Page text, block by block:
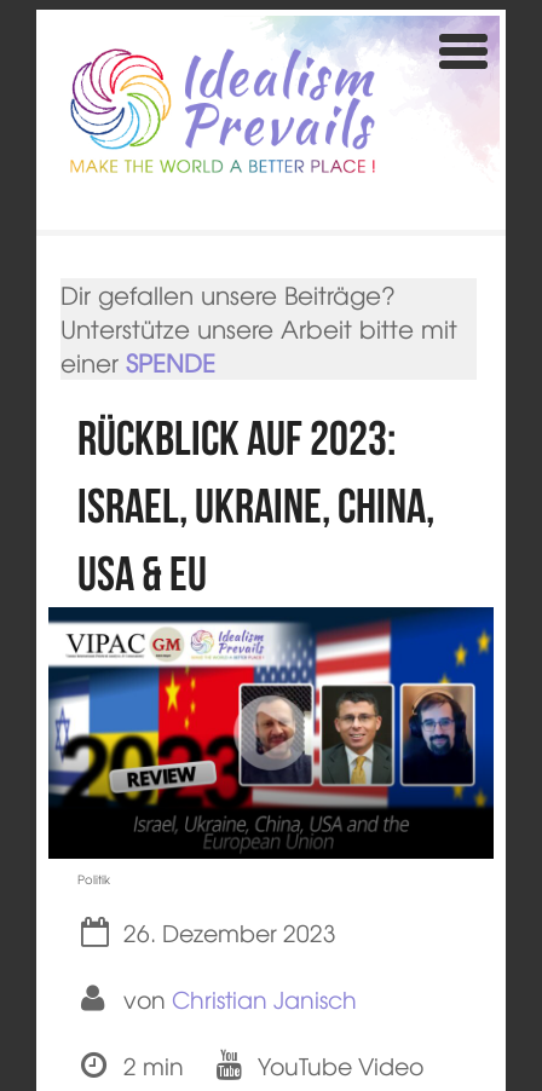
Dir gefallen unsere Beiträge?
Unterstütze unsere Arbeit bitte mit
einer SPENDE
Rückblick auf 2023:
Israel, Ukraine, China,
USA & EU
Politik
26. Dezember 2023
von Christian Janisch
2 min
YouTube Video